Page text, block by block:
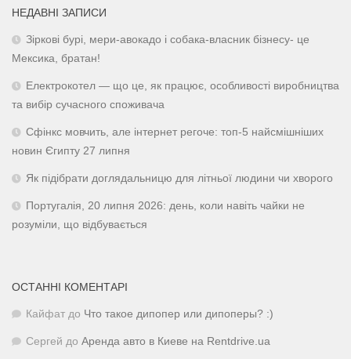
НЕДАВНІ ЗАПИСИ
Зіркові бурі, мери-авокадо і собака-власник бізнесу- це
Мексика, братан!
Електрокотел — що це, як працює, особливості виробництва
та вибір сучасного споживача
Сфінкс мовчить, але інтернет регоче: топ-5 найсмішніших
новин Єгипту 27 липня
Як підібрати доглядальницю для літньої людини чи хворого
Португалія, 20 липня 2026: день, коли навіть чайки не
розуміли, що відбувається
ОСТАННІ КОМЕНТАРІ
Кайфат до Что такое дипопер или дипоперы? :)
Сергей до Аренда авто в Киеве на Rentdrive.ua